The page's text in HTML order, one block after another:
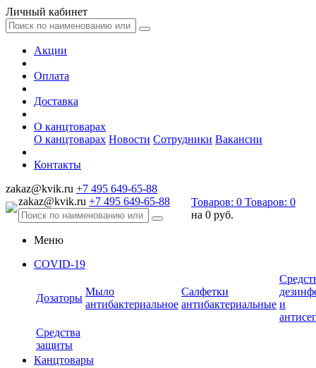
Личный кабинет
Акции
Оплата
Доставка
О канцтоварах
О канцтоварах Новости Сотрудники Вакансии
Контакты
zakaz@kvik.ru +7 495 649-65-88
zakaz@kvik.ru +7 495 649-65-88 Товаров: 0 Товаров: 0
на 0 руб.
Меню
COVID-19
Дозаторы
Мыло
антибактериальное
Салфетки
антибактериальные и
Средства
защиты
Канцтовары